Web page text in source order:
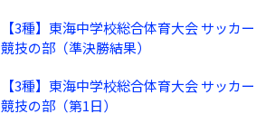
【3種】東海中学校総合体育大会 サッカー
競技の部（準決勝結果）
【3種】東海中学校総合体育大会 サッカー
競技の部（第1日）